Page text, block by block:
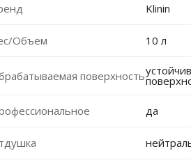
Klinin
Объем 10 л
поверхность
да